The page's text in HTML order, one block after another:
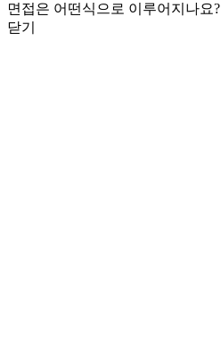
면접은 어떤식으로 이루어지나요?
닫기